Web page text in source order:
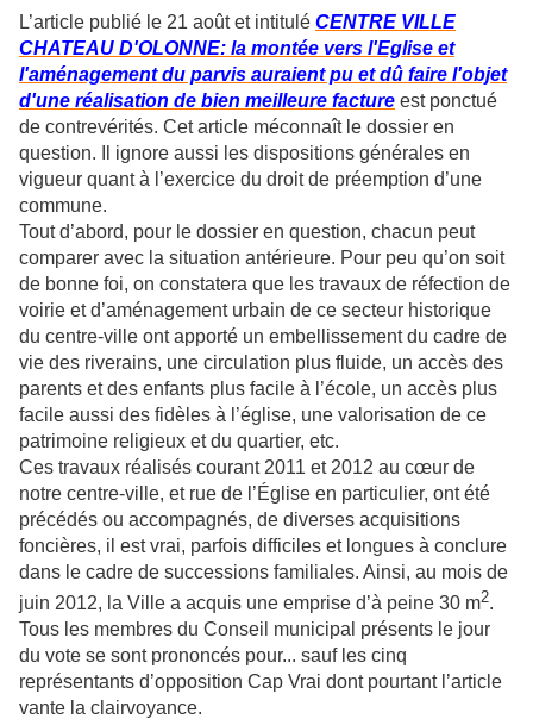
L’article publié le 21 août et intitulé CENTRE VILLE
CHATEAU D'OLONNE: la montée vers l'Eglise et
l'aménagement du parvis auraient pu et dû faire l'objet
d'une réalisation de bien meilleure facture est ponctué
de contrevérités. Cet article méconnaît le dossier en
question. Il ignore aussi les dispositions générales en
vigueur quant à l’exercice du droit de préemption d’une
commune.
Tout d’abord, pour le dossier en question, chacun peut
comparer avec la situation antérieure. Pour peu qu’on soit
de bonne foi, on constatera que les travaux de réfection de
voirie et d’aménagement urbain de ce secteur historique
du centre-ville ont apporté un embellissement du cadre de
vie des riverains, une circulation plus fluide, un accès des
parents et des enfants plus facile à l’école, un accès plus
facile aussi des fidèles à l’église, une valorisation de ce
patrimoine religieux et du quartier, etc.
Ces travaux réalisés courant 2011 et 2012 au cœur de
notre centre-ville, et rue de l’Église en particulier, ont été
précédés ou accompagnés, de diverses acquisitions
foncières, il est vrai, parfois difficiles et longues à conclure
dans le cadre de successions familiales. Ainsi, au mois de
juin 2012, la Ville a acquis une emprise d’à peine 30 m2.
Tous les membres du Conseil municipal présents le jour
du vote se sont prononcés pour... sauf les cinq
représentants d’opposition Cap Vrai dont pourtant l’article
vante la clairvoyance.